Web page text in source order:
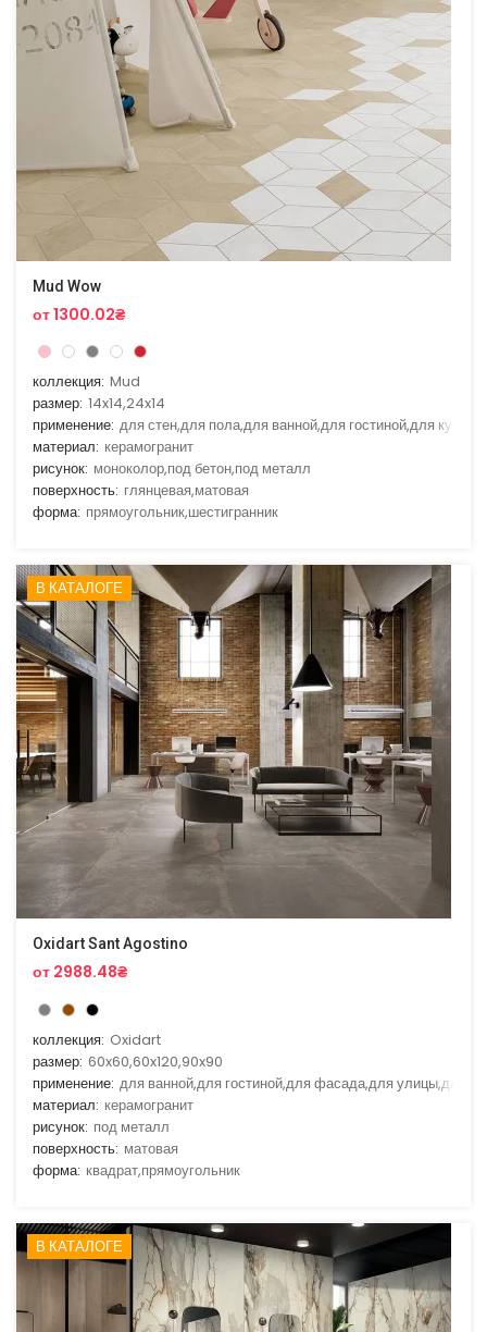
Mud Wow
от 1300.02₴
коллекция: Mud
размер: 14x14,24x14
применение: для стен,для пола,для ванной,для гостиной,для кухни
материал: керамогранит
рисунок: моноколор,под бетон,под металл
поверхность: глянцевая,матовая
форма: прямоугольник,шестигранник
В КАТАЛОГЕ
Oxidart Sant Agostino
от 2988.48₴
коллекция: Oxidart
размер: 60x60,60x120,90x90
применение: для ванной,для гостиной,для фасада,для улицы,для
материал: керамогранит
рисунок: под металл
поверхность: матовая
форма: квадрат,прямоугольник
В КАТАЛОГЕ